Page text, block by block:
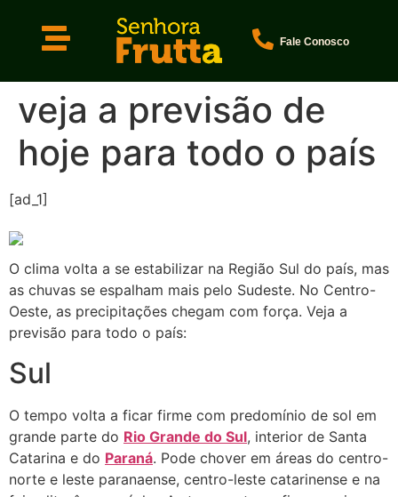
Fale Conosco
veja a previsão de
hoje para todo o país
[ad_1]
O clima volta a se estabilizar na Região Sul do país, mas
as chuvas se espalham mais pelo Sudeste. No Centro-
Oeste, as precipitações chegam com força. Veja a
previsão para todo o país:
Sul
O tempo volta a ficar firme com predomínio de sol em
grande parte do Rio Grande do Sul, interior de Santa
Catarina e do Paraná. Pode chover em áreas do centro-
norte e leste paranaense, centro-leste catarinense e na